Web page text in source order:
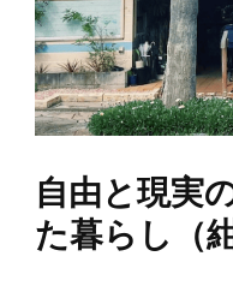
自由と現実
た暮らし（